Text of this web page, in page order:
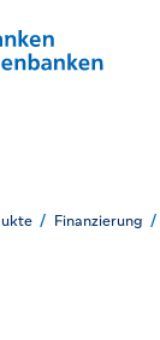
Finanzierung